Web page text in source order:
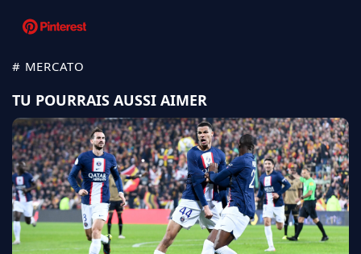
# MERCATO
TU POURRAIS AUSSI AIMER